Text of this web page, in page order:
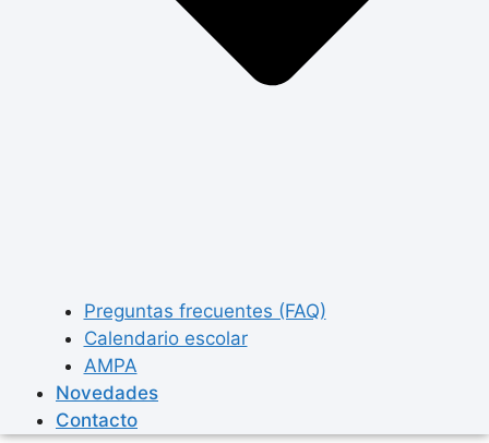
Preguntas frecuentes (FAQ)
Calendario escolar
AMPA
Novedades
Contacto